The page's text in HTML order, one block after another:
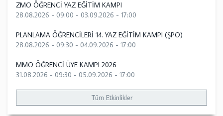
ZMO ÖĞRENCİ YAZ EĞİTİM KAMPI
28.08.2026 - 09:00 - 03.09.2026 - 17:00
PLANLAMA ÖĞRENCİLERİ 14. YAZ EĞİTİM KAMPI (ŞPO)
28.08.2026 - 09:30 - 04.09.2026 - 17:00
MMO ÖĞRENCİ ÜYE KAMPI 2026
31.08.2026 - 09:30 - 05.09.2026 - 17:00
Tüm Etkinlikler